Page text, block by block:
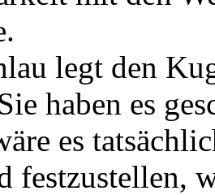
legt den
haben es
es
festzustellen,